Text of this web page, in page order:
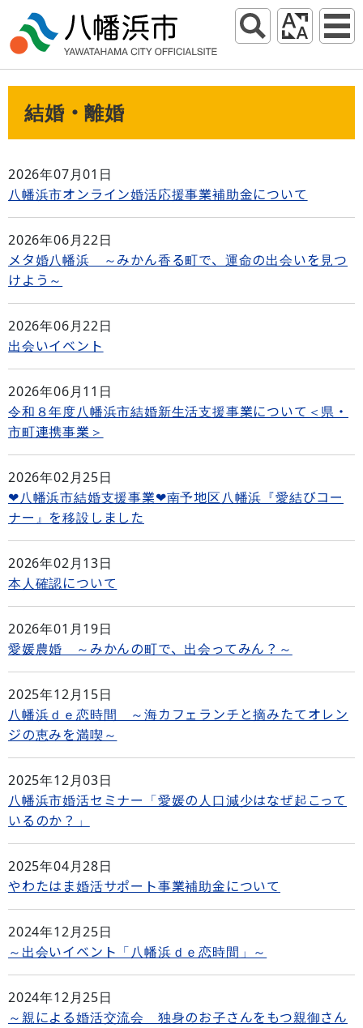
結婚・離婚
2026年07月01日
八幡浜市オンライン婚活応援事業補助金について
2026年06月22日
メタ婚八幡浜 ～みかん香る町で、運命の出会いを見つ
けよう～
2026年06月22日
出会いイベント
2026年06月11日
令和８年度八幡浜市結婚新生活支援事業について＜県・
市町連携事業＞
2026年02月25日
❤八幡浜市結婚支援事業❤南予地区八幡浜『愛結びコー
ナー』を移設しました
2026年02月13日
本人確認について
2026年01月19日
愛媛農婚 ～みかんの町で、出会ってみん？～
2025年12月15日
八幡浜ｄｅ恋時間 ～海カフェランチと摘みたてオレン
ジの恵みを満喫～
2025年12月03日
八幡浜市婚活セミナー「愛媛の人口減少はなぜ起こって
いるのか？」
2025年04月28日
やわたはま婚活サポート事業補助金について
2024年12月25日
～出会いイベント「八幡浜ｄｅ恋時間」～
2024年12月25日
～親による婚活交流会 独身のお子さんをもつ親御さん